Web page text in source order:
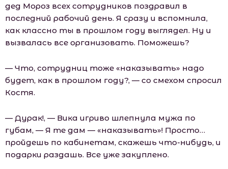
дед Мороз всех сотрудников поздравил в
последний рабочий день. Я сразу и вспомнила,
как классно ты в прошлом году выглядел. Ну и
вызвалась все организовать. Поможешь?
— Что, сотрудниц тоже «наказывать» надо
будет, как в прошлом году?, — со смехом спросил
Костя.
— Дурак!, — Вика игриво шлепнула мужа по
губам, — Я те дам — «наказывать»! Просто…
пройдешь по кабинетам, скажешь что-нибудь, и
подарки раздашь. Все уже закуплено.